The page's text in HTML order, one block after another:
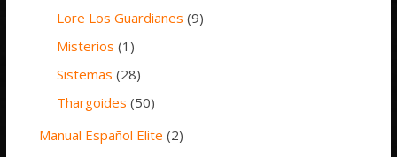
Lore Los Guardianes (9)
Misterios (1)
Sistemas (28)
Thargoides (50)
Manual Español Elite (2)